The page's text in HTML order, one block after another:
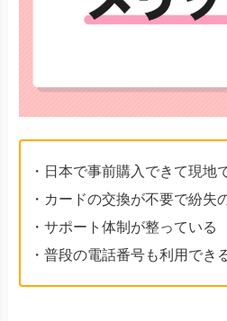
・日本で事前購入できて現地
・カードの交換が不要で紛失
・サポート体制が整っている
・普段の電話番号も利用でき